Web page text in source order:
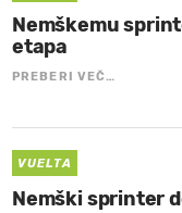
Nemškemu
etapa
PREBERI VEČ…
VUELTA
Nemški sprinter